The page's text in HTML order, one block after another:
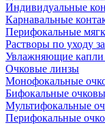
Индивидуальные
Карнавальные
Перифокальные
Растворы по уходу
Увлажняющие капли
Очковые линзы
Монофокальные
Бифокальные
Мультифокальные
Перифокальные